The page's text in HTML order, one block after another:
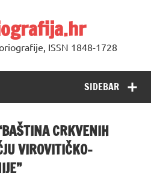
ISSN 1848-1728
SIDEBAR
CRKVENIH
VIROVITIČKO-